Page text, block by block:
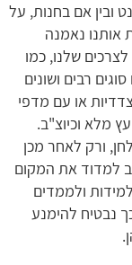
ובין אם בחנות, על
אותנו נאמנה
שלנו, כמו
רבים ושונים
או עם מדפי
מלא וכיוצ"ב.
ורק לאחר מכן
למדוד את המקום
ולממדים
נבטיח להימנע